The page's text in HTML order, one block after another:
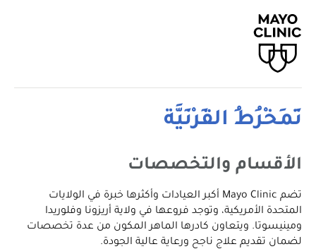
تَمَخْرُطُ القَرْنِيَّة
الأقسام والتخصصات
تضم Mayo Clinic أكبر العيادات وأكثرها خبرة في الولايات
المتحدة الأمريكية، وتوجد فروعها في ولاية أريزونا وفلوريدا
ومينيسوتا. ويتعاون كادرها الماهر المكون من عدة تخصصات
لضمان تقديم علاج ناجح ورعاية عالية الجودة.